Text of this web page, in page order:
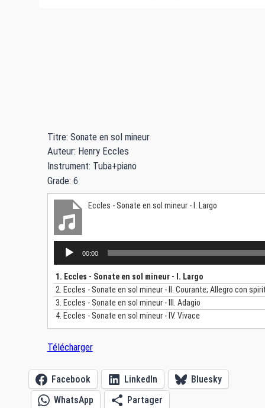
Titre: Sonate en sol mineur
Auteur: Henry Eccles
Instrument: Tuba+piano
Grade: 6
Eccles - Sonate en sol mineur - I. Largo
t
e
u
u
i
o
00:00
1. Eccles - Sonate en sol mineur - I. Largo
2. Eccles - Sonate en sol mineur - II. Courante; Allegro con
3. Eccles - Sonate en sol mineur - III. Adagio
4. Eccles - Sonate en sol mineur - IV. Vivace
Télécharger
Facebook LinkedIn
Bluesky
WhatsApp
Partager